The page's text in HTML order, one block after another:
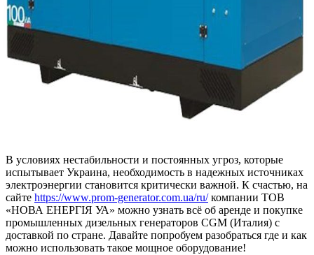
В условиях нестабильности и постоянных угроз, которые
испытывает Украина, необходимость в надежных источниках
электроэнергии становится критически важной. К счастью, на
сайте https://www.prom-generator.com.ua/ru/компании ТОВ
«НОВА ЕНЕРГІЯ УА» можно узнать всё об аренде и покупке
промышленных дизельных генераторов CGM (Италия) с
доставкой по стране. Давайте попробуем разобраться где и как
можно использовать такое мощное оборудование!